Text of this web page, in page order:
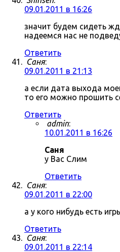
09.01.2011 в 16:26
значит будем сидеть
надеемся нас не
Ответить
Саня:
09.01.2011 в 21:13
а если дата выхода
то его можно прошить
Ответить
admin:
10.01.2011 в 16:26
Саня
у Вас Слим
Ответить
Саня:
09.01.2011 в 22:00
а у кого нибудь есть
Ответить
Саня:
09.01.2011 в 22:14